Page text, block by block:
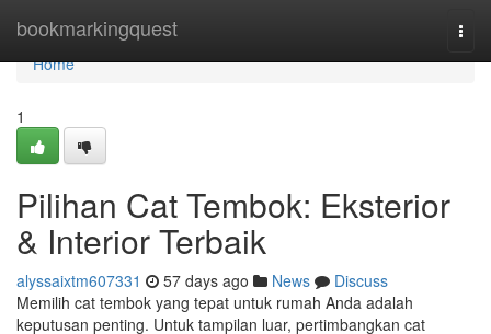
bookmarkingquest
Home
Home
1
Pilihan Cat Tembok: Eksterior
& Interior Terbaik
alyssaixtm607331 57 days ago News
Discuss
Memilih cat tembok yang tepat untuk rumah Anda adalah
keputusan penting. Untuk tampilan luar, pertimbangkan cat